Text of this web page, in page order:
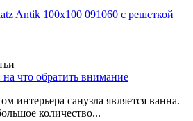
Antik 100x100 091060 с решеткой
что обратить внимание
интерьера санузла является ванна.
количество...